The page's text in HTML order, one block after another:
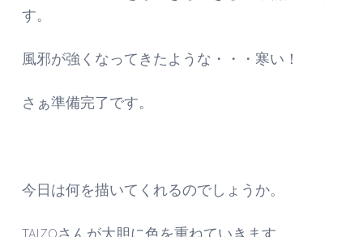
す。
風邪が強くなってきたような・・・寒い！
さぁ準備完了です。
今日は何を描いてくれるのでしょうか。
TAIZOさんが大胆に色を重ねていきます。